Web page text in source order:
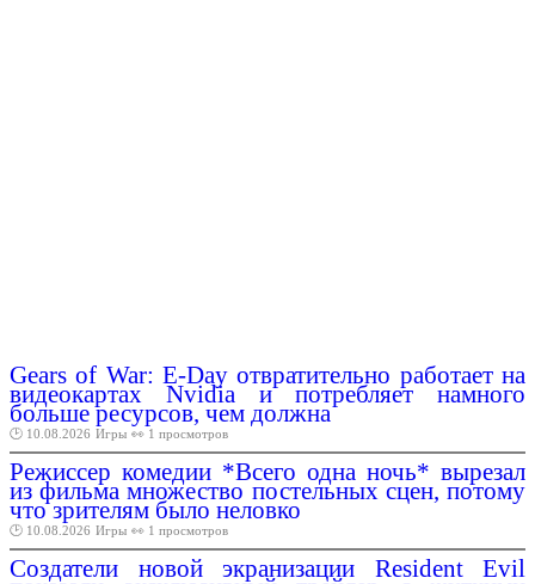
Gears of War: E-Day отвратительно работает на
видеокартах Nvidia и потребляет намного
больше ресурсов, чем должна
🕑 10.08.2026 Игры 👀 1 просмотров
Режиссер комедии *Всего одна ночь* вырезал
из фильма множество постельных сцен, потому
что зрителям было неловко
🕑 10.08.2026 Игры 👀 1 просмотров
Cоздатели новой экранизации Resident Evil